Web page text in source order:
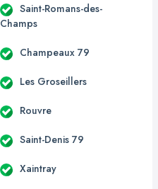
Saint-Romans-des-
Champs
Champeaux 79
Les Groseillers
Rouvre
Saint-Denis 79
Xaintray